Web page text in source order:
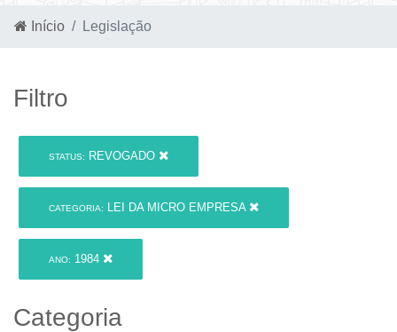
Início Legislação
Filtro
STATUS: REVOGADO
CATEGORIA: LEI DA MICRO EMPRESA
ANO: 1984
Categoria